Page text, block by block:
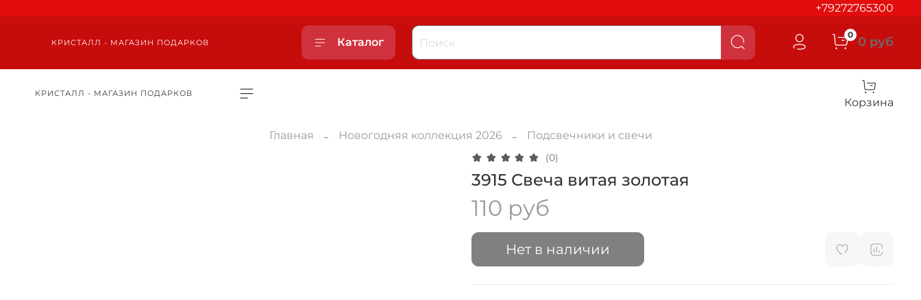
+79272765300
КРИСТАЛЛ - МАГАЗИН ПОДАРКОВ Каталог
0 0 руб
КРИСТАЛЛ - МАГАЗИН ПОДАРКОВ
Корзина
Главная Новогодняя коллекция 2026 Подсвечники и свечи
(0)
3915 Свеча витая золотая
110 руб
Нет в наличии